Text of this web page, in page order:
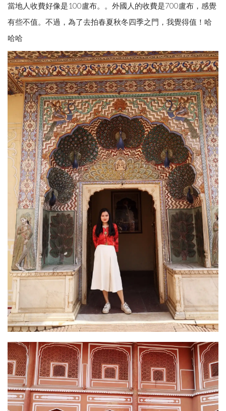
當地人收費好像是100盧布。。外國人的收費是700盧布，感覺
有些不值。不過，為了去拍春夏秋冬四季之門，我覺得值！哈
哈哈